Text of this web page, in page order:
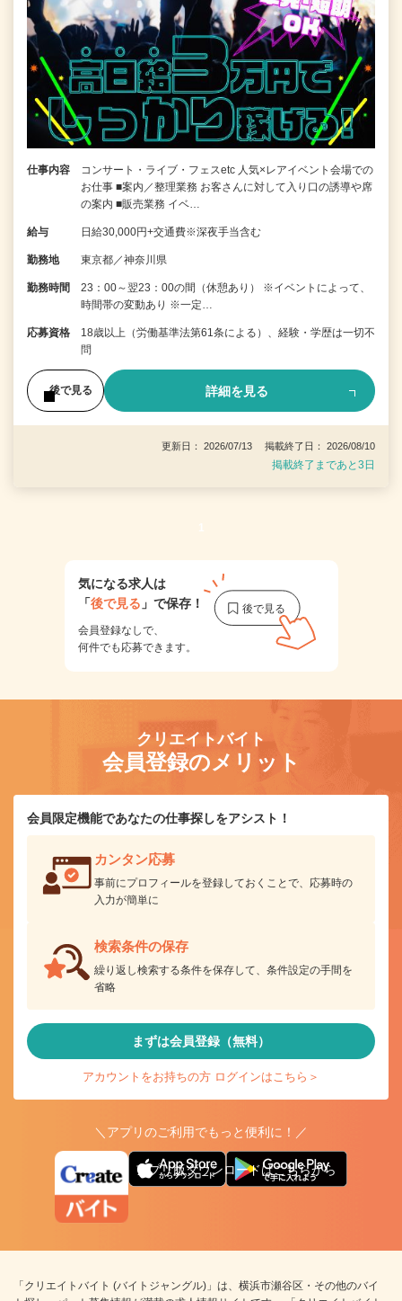
仕事内容
コンサート・ライブ・フェスetc 人気×レアイベント会場での
お仕事 ■案内／整理業務 お客さんに対して入り口の誘導や席
の案内 ■販売業務 イベ…
給与 日給30,000円+交通費※深夜手当含む
勤務地 東京都／神奈川県
勤務時間
23：00～翌23：00の間（休憩あり） ※イベントによって、
時間帯の変動あり ※一定…
応募資格
18歳以上（労働基準法第61条による）、経験・学歴は一切不
問
後で見る 詳細を見る
更新日： 2026/07/13 掲載終了日： 2026/08/10
掲載終了まであと3日
1
気になる求人は
「後で見る 」で保存！
会員登録なしで、
何件でも応募できます。
クリエイトバイト
会員登録のメリット
会員限定機能であなたの仕事探しをアシスト！
カンタン応募
事前にプロフィールを登録しておくことで、応募時の
入力が簡単に
検索条件の保存
繰り返し検索する条件を保存して、条件設定の手間を
省略
まずは会員登録（無料）
アカウントをお持ちの方 ログインはこちら＞
＼アプリのご利用でもっと便利に！／
アプリ版ダウンロードはこちらから
「クリエイトバイト (バイトジャングル)」は、横浜市瀬谷区・その他のバイ